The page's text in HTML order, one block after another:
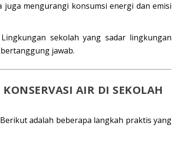
mengurangi konsumsi energi dan emisi
Lingkungan sekolah yang sadar lingkungan
jawab.
AIR DI SEKOLAH
adalah beberapa langkah praktis yang